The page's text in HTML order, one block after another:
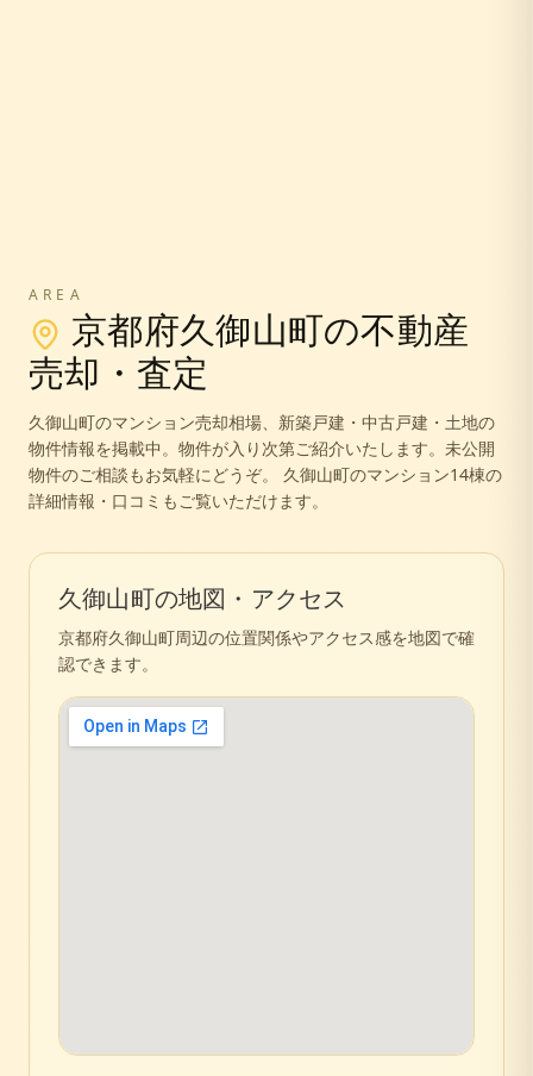
AREA
京都府久御山町の不動産
売却・査定
久御山町のマンション売却相場、新築戸建・中古戸建・土地の
物件情報を掲載中。 物件が入り次第ご紹介いたします。未公開
物件のご相談もお気軽にどうぞ。
久御山町のマンション14棟の
詳細情報・口コミもご覧いただけます。
久御山町の地図・アクセス
京都府久御山町周辺の位置関係やアクセス感を地図で確
認できます。